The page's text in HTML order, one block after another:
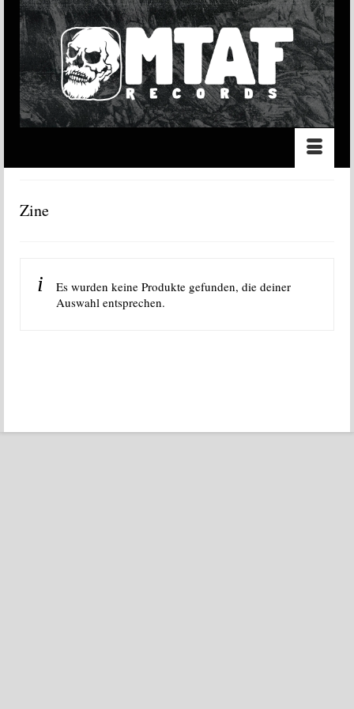
Zine
Es wurden keine Produkte gefunden, die deiner
Auswahl entsprechen.